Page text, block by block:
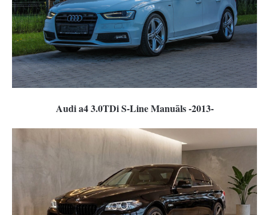
Audi a4 3.0TDi S-Line Manuāls -2013-